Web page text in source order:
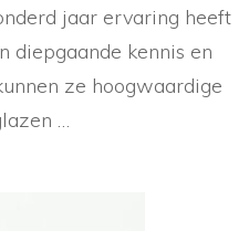
jaar ervaring heeft
diepgaande kennis en
ze hoogwaardige
…